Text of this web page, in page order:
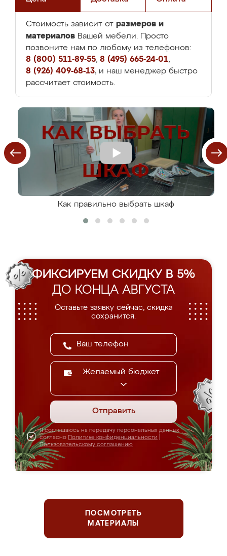
Стоимость зависит от размеров и
материалов Вашей мебели. Просто
позвоните нам по любому из телефонов:
8 (800) 511-89-55, 8 (495) 665-24-01,
8 (926) 409-68-13, и наш менеджер быстро
рассчитает стоимость.
Как правильно выбрать шкаф
ФИКСИРУЕМ СКИДКУ В 5%
ДО КОНЦА АВГУСТА
Оставьте заявку сейчас, скидка
сохранится.
Желаемый бюджет
Отправить
Я соглашаюсь на передачу персональных данных
согласно Политике конфиденциальности
Пользовательскому соглашению
ПОСМОТРЕТЬ
МАТЕРИАЛЫ